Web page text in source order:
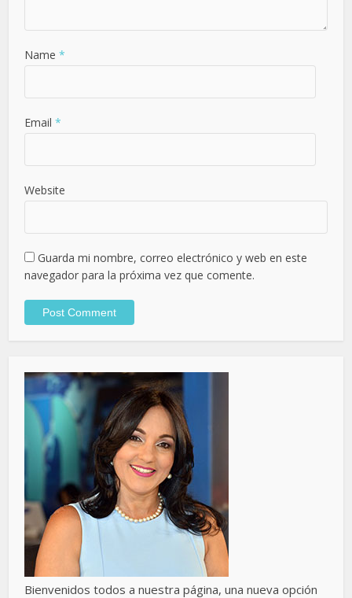
Name *
Email *
Website
Guarda mi nombre, correo electrónico y web en este
navegador para la próxima vez que comente.
Bienvenidos todos a nuestra página, una nueva opción